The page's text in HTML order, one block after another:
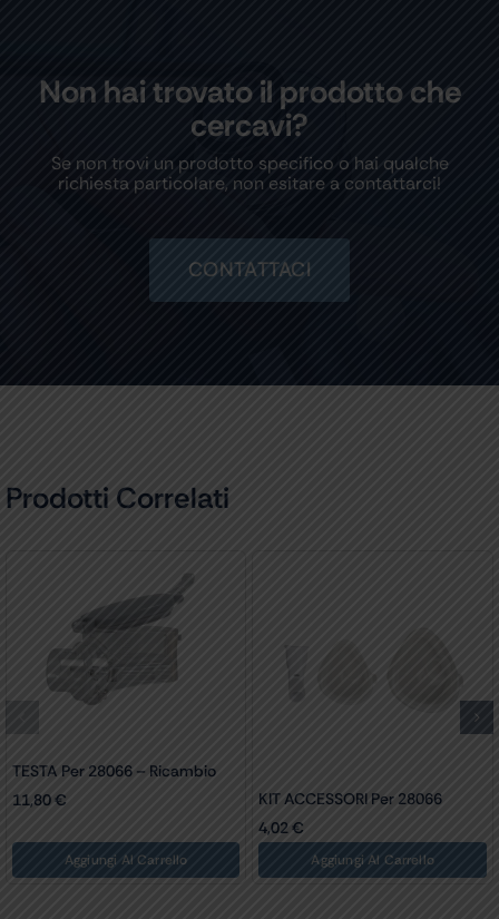
Non hai trovato il prodotto che
cercavi?
Se non trovi un prodotto specifico o hai qualche
richiesta particolare, non esitare a contattarci!
CONTATTACI
Prodotti Correlati
TESTA Per 28066 – Ricambio
11,80€
Aggiungi Al Carrello
KIT ACCESSORI Per 28066
4,02€
Aggiungi Al Carrello